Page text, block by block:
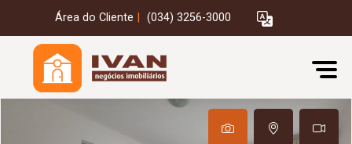
Área do Cliente (034) 3256-3000